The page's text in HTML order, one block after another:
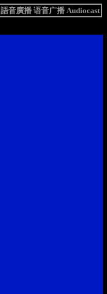
語音廣播 语音广播 Audiocast